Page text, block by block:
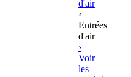
d'air
‹
Entrées
d'air
›
Voir
les